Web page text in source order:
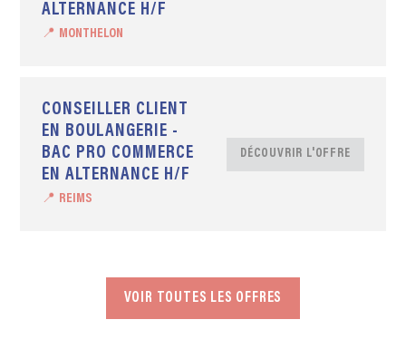
ALTERNANCE H/F
📍 MONTHELON
CONSEILLER CLIENT
EN BOULANGERIE -
BAC PRO COMMERCE
EN ALTERNANCE H/F
📍 REIMS
DÉCOUVRIR L'OFFRE
VOIR TOUTES LES OFFRES